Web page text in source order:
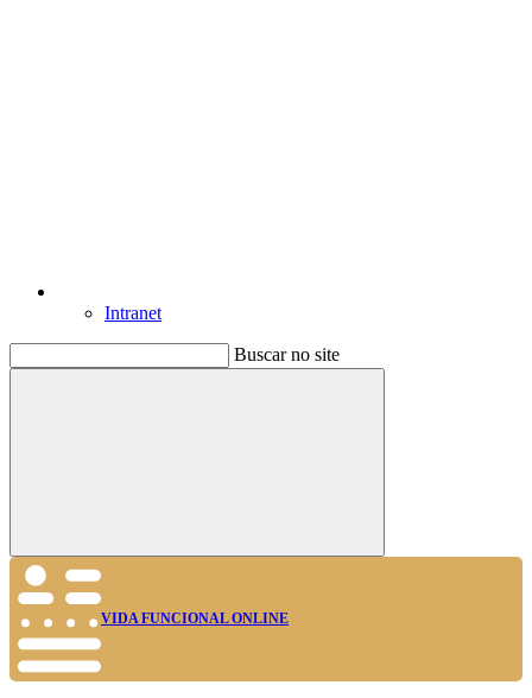
Intranet
Buscar no site
Buscar
VIDA FUNCIONAL ONLINE